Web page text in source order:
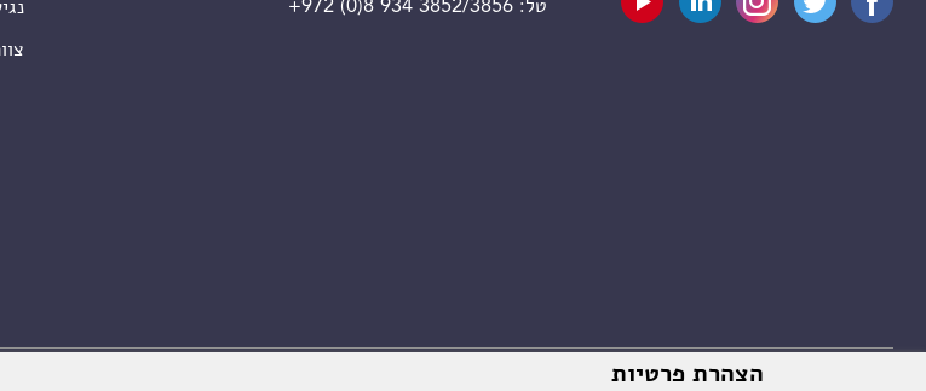
טל:+972 (0)8 934 3852/3856
הצהרת פרטיות